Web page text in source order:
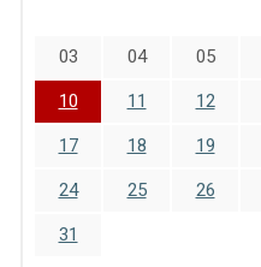
03 04 05
10 11 12
17 18 19
24 25 26
31